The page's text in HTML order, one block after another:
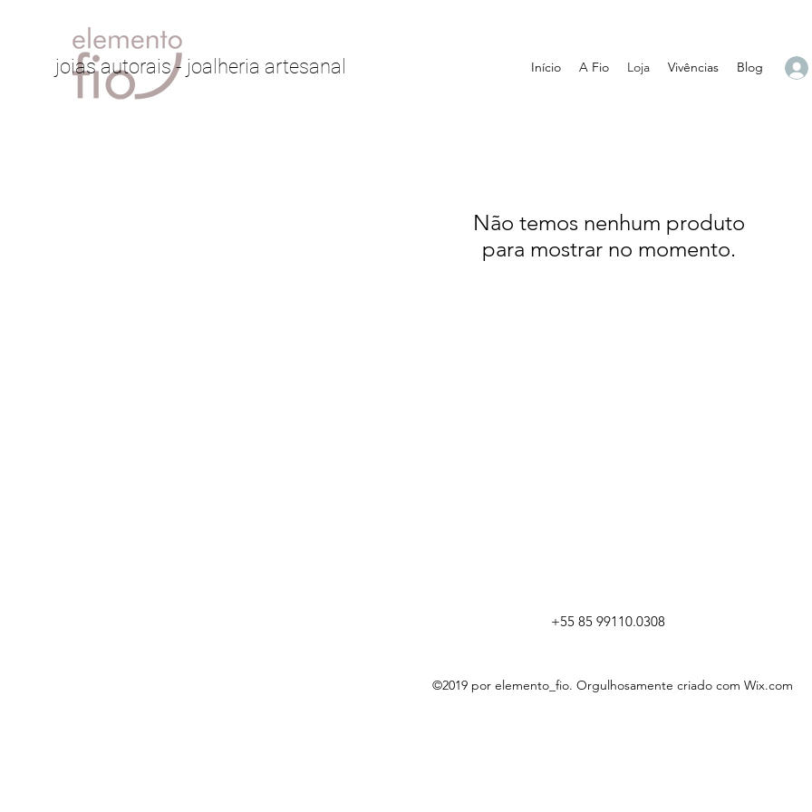
joias autorais - joalheria artesanal Início A Fio Loja Vivências Blog
Não temos nenhum produto
para mostrar no momento.
+55 85 99110.0308
©2019 por elemento_fio. Orgulhosamente criado com Wix.com